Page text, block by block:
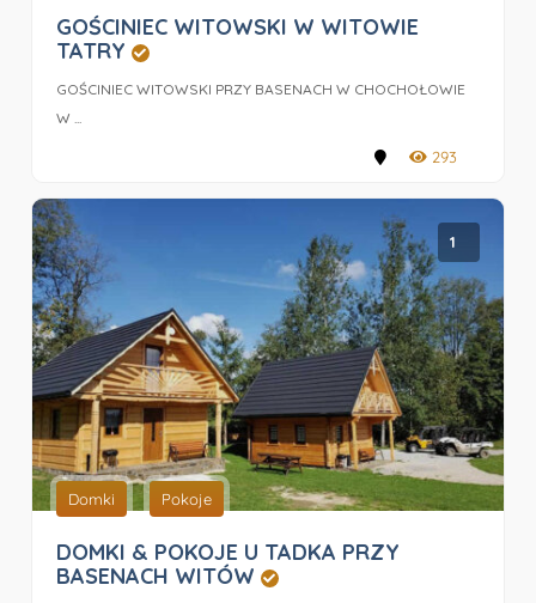
GOŚCINIEC WITOWSKI W WITOWIE
TATRY
GOŚCINIEC WITOWSKI PRZY BASENACH W CHOCHOŁOWIE
W ...
293
1
Domki Pokoje
DOMKI & POKOJE U TADKA PRZY
BASENACH WITÓW